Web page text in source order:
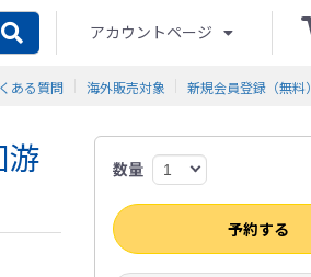
アカウントページ
ある質問 海外販売対象 新規会員登録（無料）
游
数量
予約する